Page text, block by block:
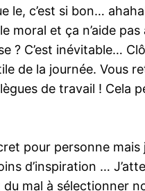
le, c’est si bon…
moral et ça n’aide
? C’est inévitable…
de la journée.
de travail ! Cela
pour personne
d’inspiration …
mal à sélectionner